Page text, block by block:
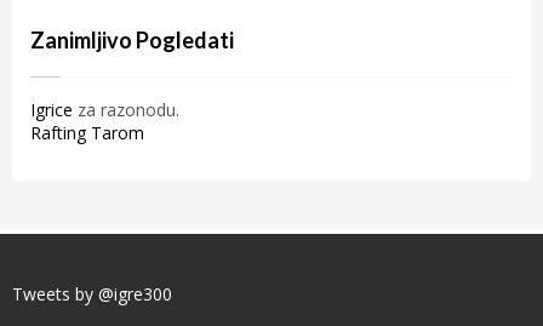
Zanimljivo Pogledati
Igrice za razonodu.
Rafting Tarom
Tweets by @igre300